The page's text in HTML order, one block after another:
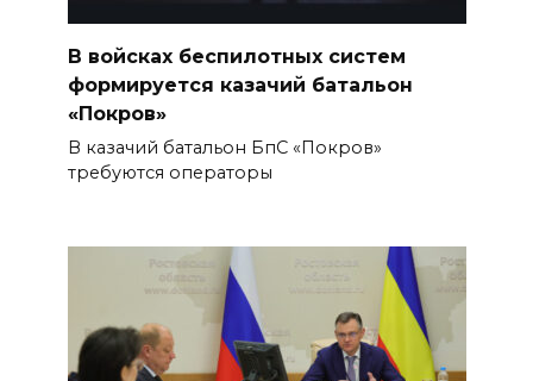
В войсках беспилотных систем
формируется казачий батальон
«Покров»
В казачий батальон БпС «Покров»
требуются операторы